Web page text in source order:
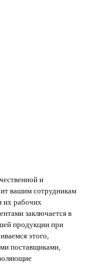
и
вашим сотрудникам
их рабочих
заключается в
продукции при
этого,
поставщиками,